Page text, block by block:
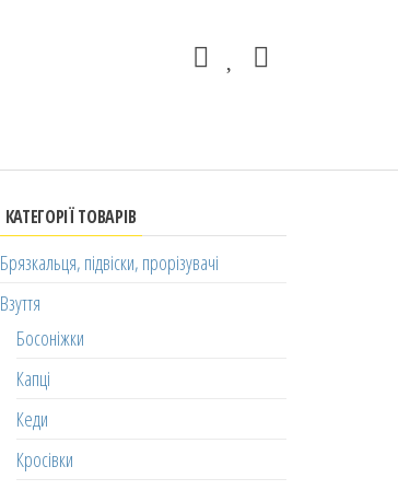
КАТЕГОРІЇ ТОВАРІВ
Брязкальця, підвіски, прорізувачі
Взуття
Босоніжки
Капці
Кеди
Кросівки